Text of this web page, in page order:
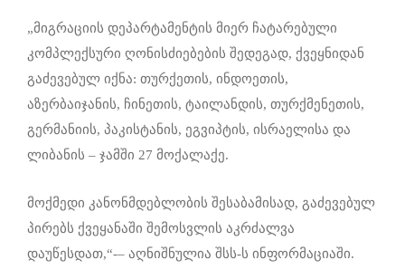
„მიგრაციის დეპარტამენტის მიერ ჩატარებული
კომპლექსური ღონისძიებების შედეგად, ქვეყნიდან
გაძევებულ იქნა: თურქეთის, ინდოეთის,
აზერბაიჯანის, ჩინეთის, ტაილანდის, თურქმენეთის,
გერმანიის, პაკისტანის, ეგვიპტის, ისრაელისა და
ლიბანის – ჯამში 27 მოქალაქე.
მოქმედი კანონმდებლობის შესაბამისად, გაძევებულ
პირებს ქვეყანაში შემოსვლის აკრძალვა
დაუწესდათ,“-– აღნიშნულია შსს-ს ინფორმაციაში.